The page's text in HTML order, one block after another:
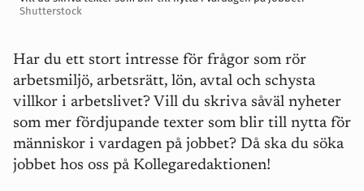
Shutterstock
Har du ett stort intresse för frågor som rör
arbetsmiljö, arbetsrätt, lön, avtal och schysta
villkor i arbetslivet? Vill du skriva såväl nyheter
som mer fördjupande texter som blir till nytta för
människor i vardagen på jobbet? Då ska du söka
jobbet hos oss på Kollegaredaktionen!